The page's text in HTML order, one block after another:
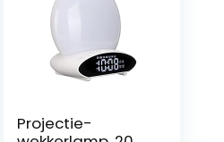
Projectie-